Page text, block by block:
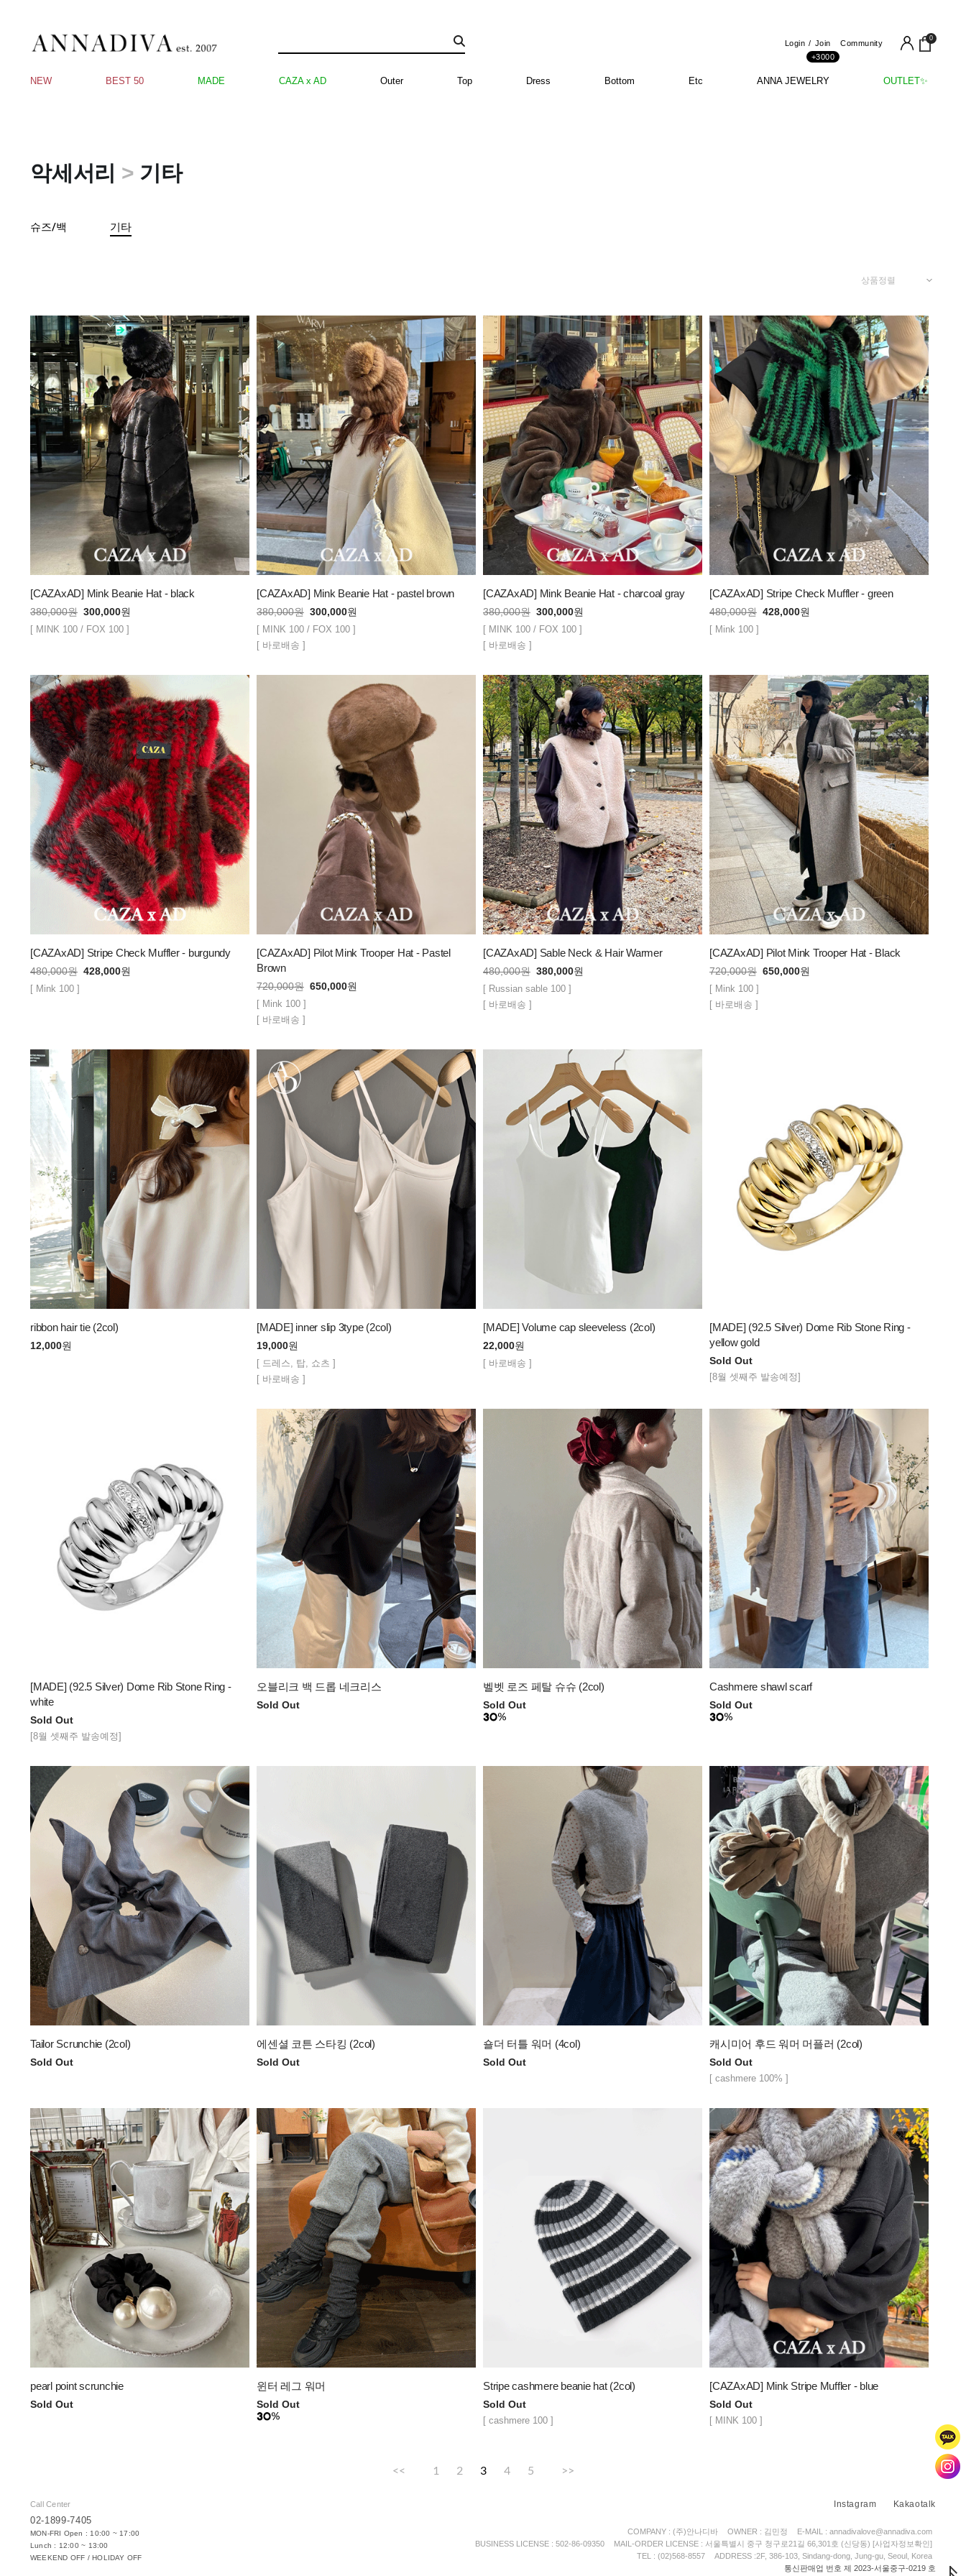
Login
Join
+3000
Community
0
NEW BEST 50 MADE CAZA x AD Outer Top Dress Bottom Etc ANNA JEWELRY OUTLET✨
악세서리 > 기타
슈즈/백 기타
[CAZAxAD] Mink Beanie Hat - black
380,000원 300,000원
[ MINK 100 / FOX 100 ]
[CAZAxAD] Mink Beanie Hat - pastel brown
380,000원 300,000원
[ MINK 100 / FOX 100 ]
[ 바로배송 ]
[CAZAxAD] Mink Beanie Hat - charcoal gray
380,000원 300,000원
[ MINK 100 / FOX 100 ]
[ 바로배송 ]
[CAZAxAD] Stripe Check Muffler - green
480,000원 428,000원
[ Mink 100 ]
[CAZAxAD] Stripe Check Muffler - burgundy
480,000원 428,000원
[ Mink 100 ]
[CAZAxAD] Pilot Mink Trooper Hat - Pastel
Brown
720,000원 650,000원
[ Mink 100 ]
[ 바로배송 ]
[CAZAxAD] Sable Neck & Hair Warmer
480,000원 380,000원
[ Russian sable 100 ]
[ 바로배송 ]
[CAZAxAD] Pilot Mink Trooper Hat - Black
720,000원 650,000원
[ Mink 100 ]
[ 바로배송 ]
ribbon hair tie (2col)
12,000원
[MADE] inner slip 3type (2col)
19,000원
[ 드레스, 탑, 쇼츠 ]
[ 바로배송 ]
[MADE] Volume cap sleeveless (2col)
22,000원
[ 바로배송 ]
[MADE] (92.5 Silver) Dome Rib Stone Ring -
yellow gold
Sold Out
[8월 셋째주 발송예정]
[MADE] (92.5 Silver) Dome Rib Stone Ring -
white
Sold Out
[8월 셋째주 발송예정]
오블리크 백 드롭 네크리스
Sold Out
벨벳 로즈 페탈 슈슈 (2col)
Sold Out
Cashmere shawl scarf
Sold Out
Tailor Scrunchie (2col)
Sold Out
에센셜 코튼 스타킹 (2col)
Sold Out
숄더 터틀 워머 (4col)
Sold Out
캐시미어 후드 워머 머플러 (2col)
Sold Out
[ cashmere 100% ]
pearl point scrunchie
Sold Out
윈터 레그 워머
Sold Out
Stripe cashmere beanie hat (2col)
Sold Out
[ cashmere 100 ]
[CAZAxAD] Mink Stripe Muffler - blue
Sold Out
[ MINK 100 ]
<< 1 2 3 4 5 >>
Call Center
02-1899-7405
MON-FRI Open : 10:00 ~ 17:00
Lunch : 12:00 ~ 13:00
WEEKEND OFF / HOLIDAY OFF
Instagram Kakaotalk
COMPANY : (주)안나디바 OWNER : 김민정
E-MAIL : annadivalove@annadiva.com
BUSINESS LICENSE : 502-86-09350
MAIL-ORDER LICENSE : 서울특별시 중구 청구로21길 66,301호 (신당동) [사업자정보확인]
TEL : (02)568-8557
ADDRESS :2F, 386-103, Sindang-dong, Jung-gu, Seoul, Korea
통신판매업 번호 제 2023-서울중구-0219 호